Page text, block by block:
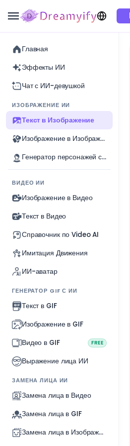
Главная
Эффекты ИИ
Чат с ИИ-девушкой
ИЗОБРАЖЕНИЕ ИИ
Текст в Изображение
Изображение в Изображение
Генератор персонажей с ИИ
ВИДЕО ИИ
Изображение в Видео
Текст в Видео
Справочник по Video AI
Имитация Движения
ИИ-аватар
ГЕНЕРАТОР GIF С ИИ
Текст в GIF
Изображение в GIF
Видео в GIF
FREE
Выражение лица ИИ
ЗАМЕНА ЛИЦА ИИ
Замена лица в Видео
Замена лица в GIF
Замена лица в Изображении